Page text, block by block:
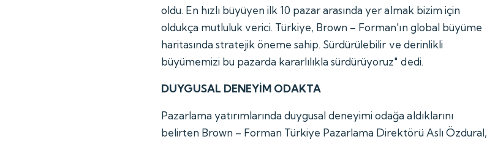
oldu. En hızlı büyüyen ilk 10 pazar arasında yer almak bizim için
oldukça mutluluk verici. Türkiye, Brown – Forman'ın global büyüme
haritasında stratejik öneme sahip. Sürdürülebilir ve derinlikli
büyümemizi bu pazarda kararlılıkla sürdürüyoruz" dedi.
DUYGUSAL DENEYİM ODAKTA
Pazarlama yatırımlarında duygusal deneyimi odağa aldıklarını
belirten Brown – Forman Türkiye Pazarlama Direktörü Aslı Özdural,